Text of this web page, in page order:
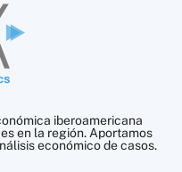
iberoamericana
en la región. Aportamos
económico de casos.